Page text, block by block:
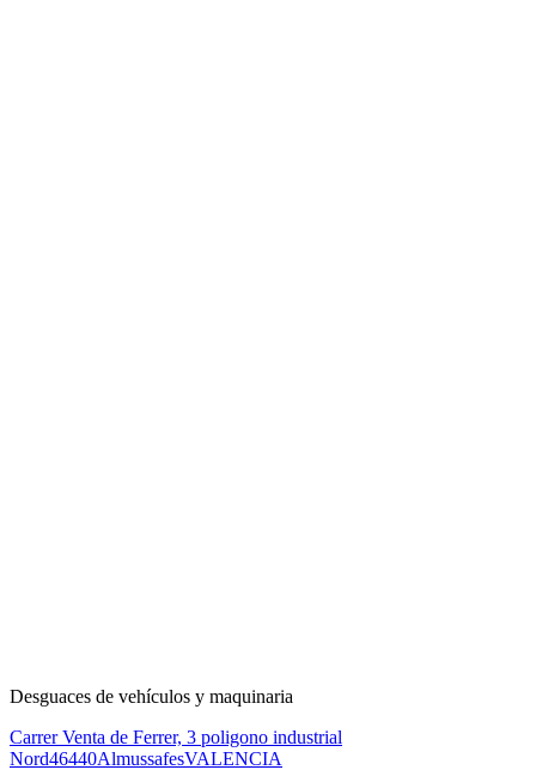
Desguaces de vehículos y maquinaria
Carrer Venta de Ferrer, 3 poligono industrial
Nord46440AlmussafesVALENCIA